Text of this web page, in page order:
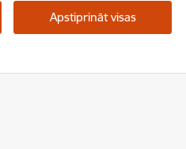
Apstiprināt visas